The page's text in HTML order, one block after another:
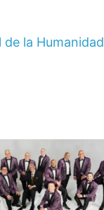
la Humanidad